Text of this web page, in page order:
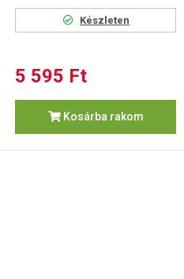
Készleten
5 595 Ft
Kosárba rakom